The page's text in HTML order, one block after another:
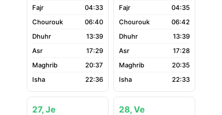
04:33
06:40
13:39
17:29
20:37
22:36
04:35
06:42
13:39
17:28
20:35
22:33
27, Je 28, Ve